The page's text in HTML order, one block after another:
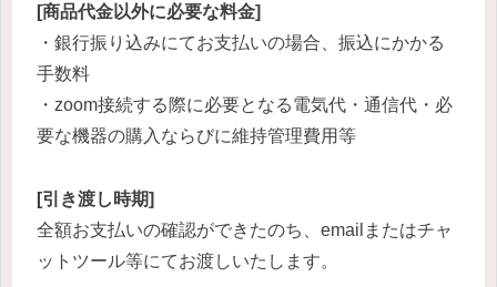
[商品代金以外に必要な料金]
・銀行振り込みにてお支払いの場合、振込にかかる
手数料
・zoom接続する際に必要となる電気代・通信代・必
要な機器の購入ならびに維持管理費用等
[引き渡し時期]
全額お支払いの確認ができたのち、emailまたはチャ
ットツール等にてお渡しいたします。